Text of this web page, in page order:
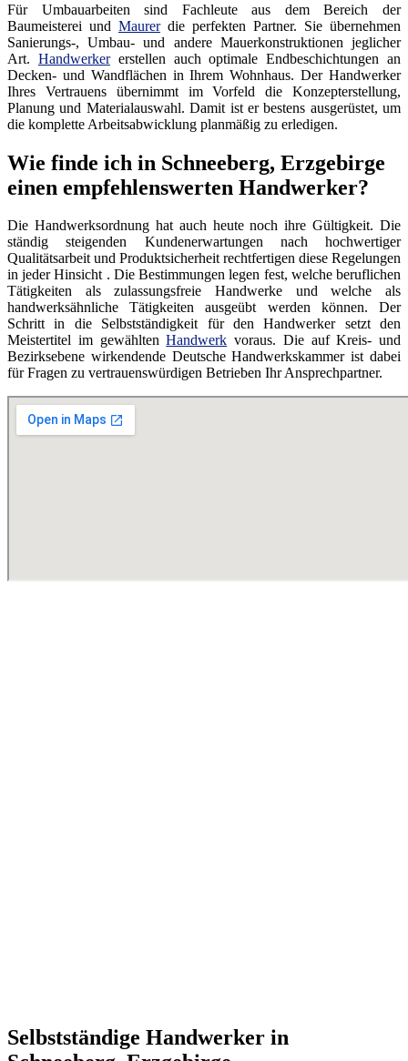
Für Umbauarbeiten sind Fachleute aus dem Bereich der
Baumeisterei und Maurerdie perfekten Partner. Sie übernehmen
Sanierungs-, Umbau- und andere Mauerkonstruktionen jeglicher
Art. Handwerkererstellen auch optimale Endbeschichtungen an
Decken- und Wandflächen in Ihrem Wohnhaus. Der Handwerker
Ihres Vertrauens übernimmt im Vorfeld die Konzepterstellung,
Planung und Materialauswahl. Damit ist er bestens ausgerüstet, um
die komplette Arbeitsabwicklung planmäßig zu erledigen.
Wie finde ich in Schneeberg, Erzgebirge
einen empfehlenswerten Handwerker?
Die Handwerksordnung hat auch heute noch ihre Gültigkeit. Die
ständig steigenden Kundenerwartungen nach hochwertiger
Qualitätsarbeit und Produktsicherheit rechtfertigen diese Regelungen
in jeder Hinsicht . Die Bestimmungen legen fest, welche beruflichen
Tätigkeiten als zulassungsfreie Handwerke und welche als
handwerksähnliche Tätigkeiten ausgeübt werden können. Der
Schritt in die Selbstständigkeit für den Handwerker setzt den
Meistertitel im gewähltenHandwerk voraus. Die auf Kreis- und
Bezirksebene wirkendende Deutsche Handwerkskammer ist dabei
für Fragen zu vertrauenswürdigen Betrieben Ihr Ansprechpartner.
Selbstständige Handwerker in